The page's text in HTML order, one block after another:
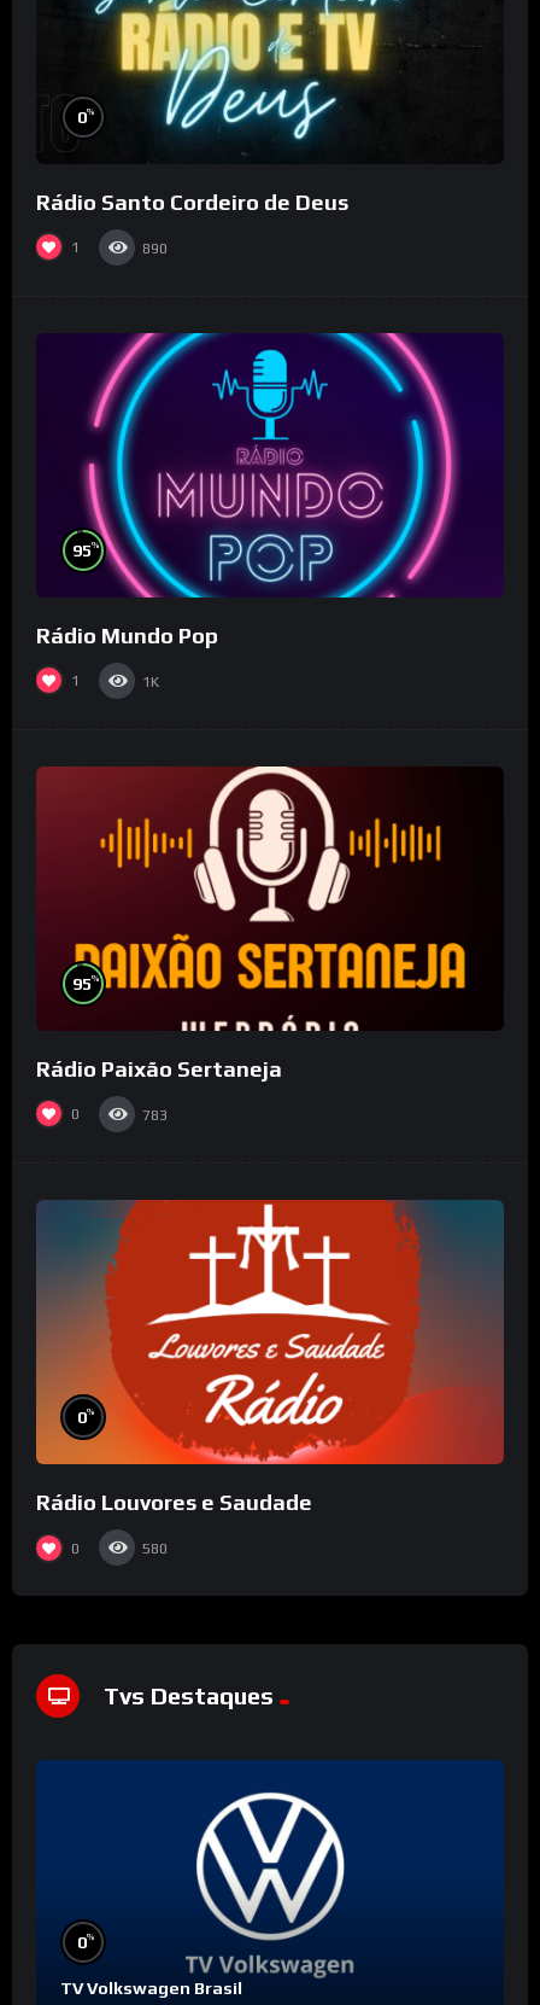
0%
Rádio Santo Cordeiro de Deus
1 890
95%
Rádio Mundo Pop
1 1K
95%
Rádio Paixão Sertaneja
0 783
0%
Rádio Louvores e Saudade
0 580
Tvs Destaques
0%
TV Volkswagen Brasil